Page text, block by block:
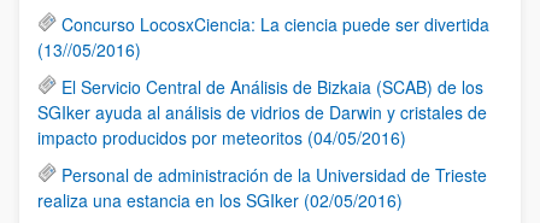
Concurso LocosxCiencia: La ciencia puede ser divertida
(13//05/2016)
El Servicio Central de Análisis de Bizkaia (SCAB) de los
SGIker ayuda al análisis de vidrios de Darwin y cristales de
impacto producidos por meteoritos (04/05/2016)
Personal de administración de la Universidad de Trieste
realiza una estancia en los SGIker (02/05/2016)